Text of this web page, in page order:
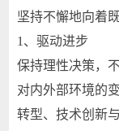
坚持不懈地向着
1、驱动进步
保持理性决策，
对内外部环境的
转型、技术创新